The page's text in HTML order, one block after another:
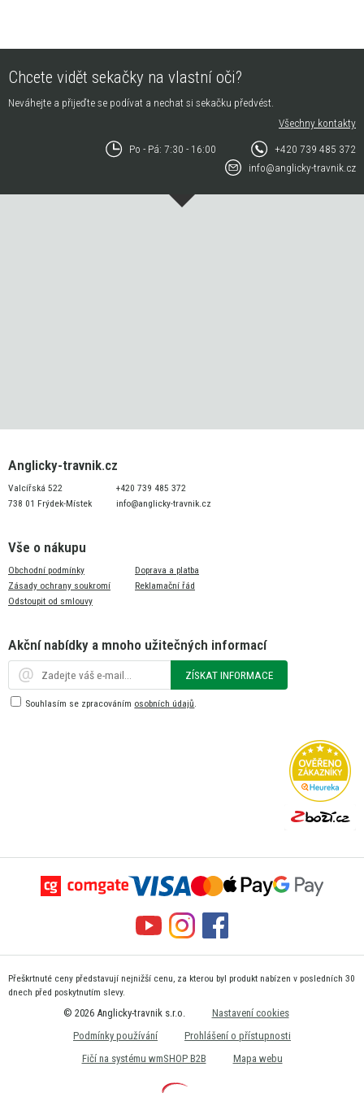
Chcete vidět sekačky na vlastní oči?
Neváhejte a přijeďte se podívat a nechat si sekačku předvést.
Všechny kontakty
Po - Pá: 7:30 - 16:00
+420 739 485 372
info@anglicky-travnik.cz
Anglicky-travnik.cz
Valcířská 522
738 01 Frýdek-Místek
+420 739 485 372
info@anglicky-travnik.cz
Vše o nákupu
Obchodní podmínky
Zásady ochrany soukromí
Odstoupit od smlouvy
Doprava a platba
Reklamační řád
Akční nabídky a mnoho užitečných informací
ZÍSKAT INFORMACE
Souhlasím se zpracováním osobních údajů.
Přeškrtnuté ceny představují nejnižší cenu, za kterou byl produkt nabízen v posledních 30
dnech před poskytnutím slevy.
© 2026 Anglicky-travnik s.r.o.
Nastavení cookies
Podmínky používání
Prohlášení o přístupnosti
Fičí na systému wmSHOP B2B
Mapa webu